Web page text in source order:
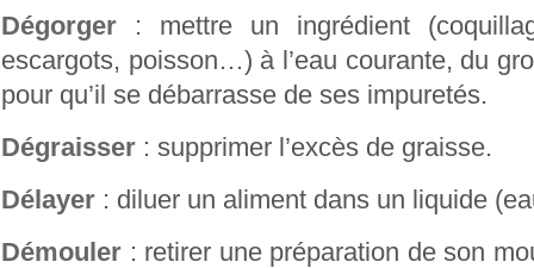
Dégorger : mettre un ingrédient
escargots, poisson…) à l’eau courante, du
pour qu’il se débarrasse de ses impuretés.
Dégraisser : supprimer l’excès de graisse.
Délayer : diluer un aliment dans un liquide
Démouler : retirer une préparation de son